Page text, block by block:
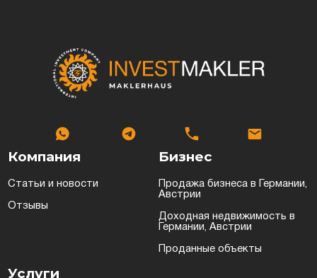
Компания
Статьи и новости
Отзывы
Бизнес
Продажа бизнеса в Германии,
Австрии
Доходная недвижимость в
Германии, Австрии
Проданные объекты
Услуги